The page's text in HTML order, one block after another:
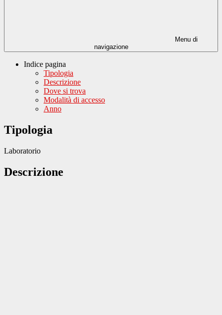
Menu di
navigazione
Indice pagina
Tipologia
Descrizione
Dove si trova
Modalità di accesso
Anno
Tipologia
Laboratorio
Descrizione